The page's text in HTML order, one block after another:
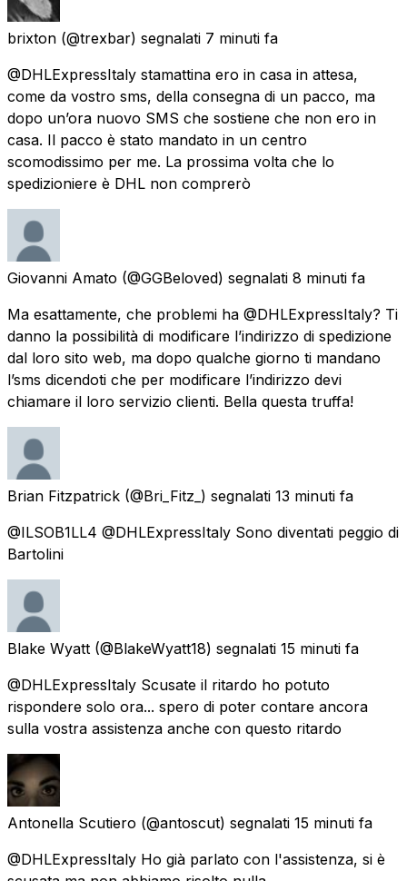
brixton (@trexbar) segnalati 7 minuti fa
@DHLExpressItaly stamattina ero in casa in attesa,
come da vostro sms, della consegna di un pacco, ma
dopo un’ora nuovo SMS che sostiene che non ero in
casa. Il pacco è stato mandato in un centro
scomodissimo per me. La prossima volta che lo
spedizioniere è DHL non comprerò
Giovanni Amato (@GGBeloved) segnalati 8 minuti fa
Ma esattamente, che problemi ha @DHLExpressItaly? Ti
danno la possibilità di modificare l’indirizzo di spedizione
dal loro sito web, ma dopo qualche giorno ti mandano
l’sms dicendoti che per modificare l’indirizzo devi
chiamare il loro servizio clienti. Bella questa truffa!
Brian Fitzpatrick (@Bri_Fitz_) segnalati 13 minuti fa
@ILSOB1LL4 @DHLExpressItaly Sono diventati peggio di
Bartolini
Blake Wyatt (@BlakeWyatt18) segnalati 15 minuti fa
@DHLExpressItaly Scusate il ritardo ho potuto
rispondere solo ora... spero di poter contare ancora
sulla vostra assistenza anche con questo ritardo
Antonella Scutiero (@antoscut) segnalati 15 minuti fa
@DHLExpressItaly Ho già parlato con l'assistenza, si è